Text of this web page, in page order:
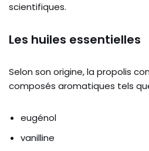
scientifiques.
Les huiles essentielles
Selon son origine, la propolis
composés aromatiques tels
eugénol
vanilline